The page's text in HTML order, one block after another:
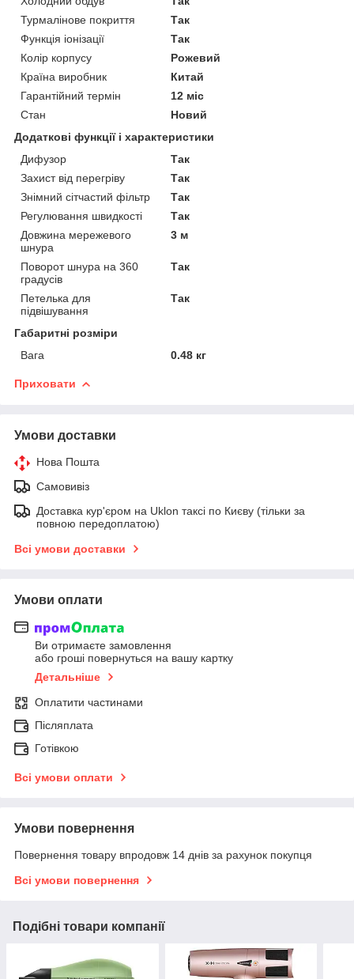
Турмалінове покриття
Так
Функція іонізації
Так
Колір корпусу
Рожевий
Країна виробник
Китай
Гарантійний термін
12 міс
Стан
Новий
Додаткові функції і характеристики
Дифузор
Так
Захист від перегріву
Так
Знімний сітчастий фільтр
Так
Регулювання швидкості
Так
Довжина мережевого
шнура
3 м
Поворот шнура на 360
градусів
Так
Петелька для
підвішування
Так
Габаритні розміри
Вага
0.48 кг
Приховати
Умови доставки
Нова Пошта
Самовивіз
Доставка кур'єром на Uklon таксі по Києву (тільки за
повною передоплатою)
Всі умови доставки
Умови оплати
Ви отримаєте замовлення
або гроші повернуться на вашу картку
Детальніше
Оплатити частинами
Післяплата
Готівкою
Всі умови оплати
Умови повернення
Повернення товару впродовж 14 днів за рахунок покупця
Всі умови повернення
Подібні товари компанії